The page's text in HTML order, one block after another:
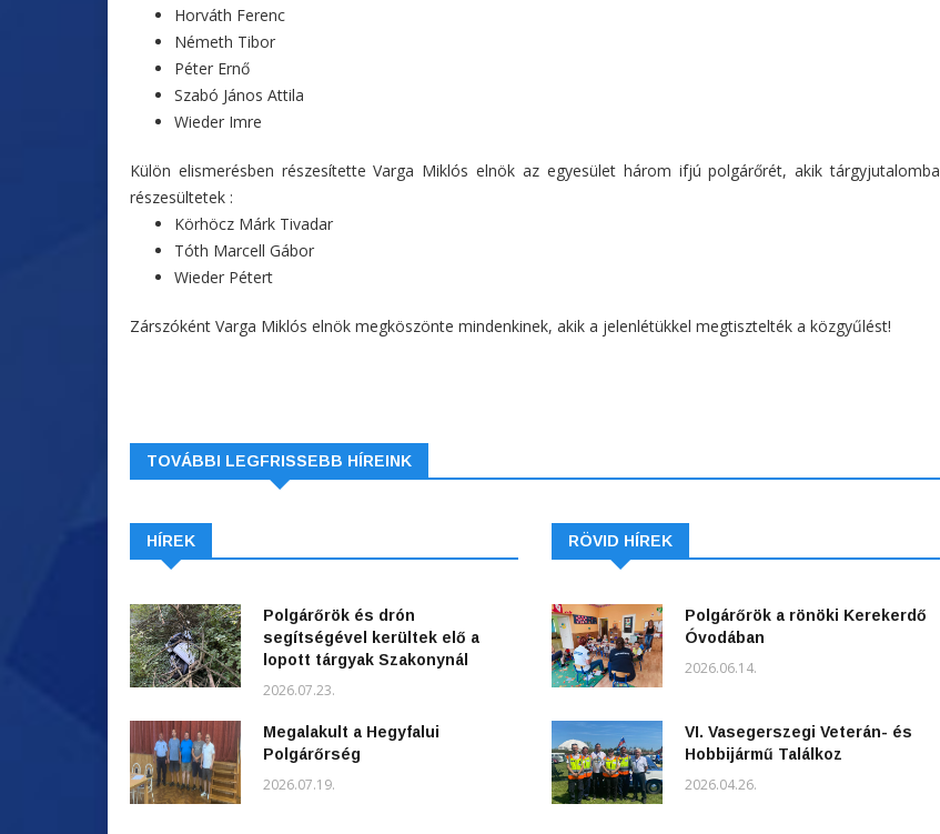
Horváth Ferenc
Németh Tibor
Péter Ernő
Szabó János Attila
Wieder Imre
Külön elismerésben részesítette Varga Miklós elnök az egyesület három ifjú polgárőrét, akik tárgyjutalomba
részesültetek :
Körhöcz Márk Tivadar
Tóth Marcell Gábor
Wieder Pétert
Zárszóként Varga Miklós elnök megköszönte mindenkinek, akik a jelenlétükkel megtisztelték a közgyűlést!
TOVÁBBI LEGFRISSEBB HÍREINK
HÍREK
Polgárőrök és drón
segítségével kerültek elő a
lopott tárgyak Szakonynál
2026.07.23.
Megalakult a Hegyfalui
Polgárőrség
2026.07.19.
RÖVID HÍREK
Polgárőrök a rönöki Kerekerdő
Óvodában
2026.06.14.
VI. Vasegerszegi Veterán- és
Hobbijármű Találkoz
2026.04.26.